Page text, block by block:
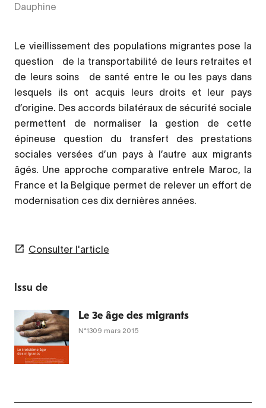
Dauphine
Le vieillissement des populations migrantes pose la
question de la transportabilité de leurs retraites et
de leurs soins de santé entre le ou les pays dans
lesquels ils ont acquis leurs droits et leur pays
d’origine. Des accords bilatéraux de sécurité sociale
permettent de normaliser la gestion de cette
épineuse question du transfert des prestations
sociales versées d’un pays à l’autre aux migrants
âgés. Une approche comparative entrele Maroc, la
France et la Belgique permet de relever un effort de
modernisation ces dix dernières années.
Consulter l'article
Issu de
Le 3e âge des migrants
N°1309 mars 2015